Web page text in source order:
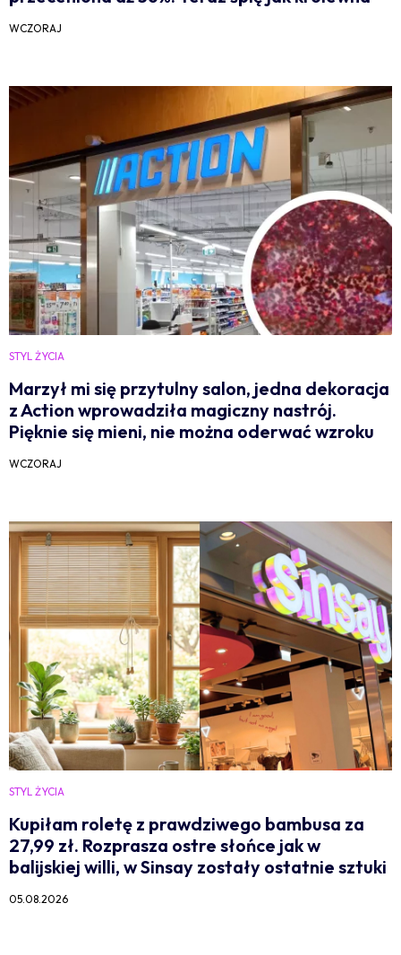
WCZORAJ
STYL ŻYCIA
Marzył mi się przytulny salon, jedna dekoracja
z Action wprowadziła magiczny nastrój.
Pięknie się mieni, nie można oderwać wzroku
WCZORAJ
STYL ŻYCIA
Kupiłam roletę z prawdziwego bambusa za
27,99 zł. Rozprasza ostre słońce jak w
balijskiej willi, w Sinsay zostały ostatnie sztuki
05.08.2026